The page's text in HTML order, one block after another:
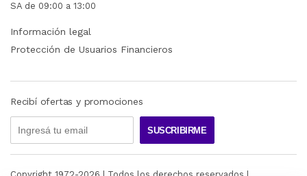
SA de 09:00 a 13:00
Información legal
Protección de Usuarios Financieros
Recibí ofertas y promociones
SUSCRIBIRME